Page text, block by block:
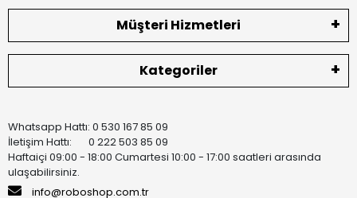
Müşteri Hizmetleri
Kategoriler
Whatsapp Hattı: 0 530 167 85 09
İletişim Hattı: 0 222 503 85 09
Haftaiçi 09:00 - 18:00 Cumartesi 10:00 - 17:00 saatleri arasında
ulaşabilirsiniz.
info@roboshop.com.tr